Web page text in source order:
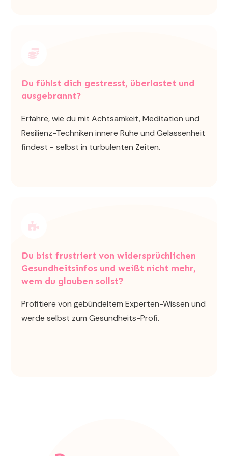
Du fühlst dich gestresst, überlastet und
ausgebrannt?
Erfahre, wie du mit Achtsamkeit, Meditation und
Resilienz-Techniken innere Ruhe und Gelassenheit
findest - selbst in turbulenten Zeiten.
Du bist frustriert von widersprüchlichen
Gesundheitsinfos und weißt nicht mehr,
wem du glauben sollst?
Profitiere von gebündeltem Experten-Wissen und
werde selbst zum Gesundheits-Profi.